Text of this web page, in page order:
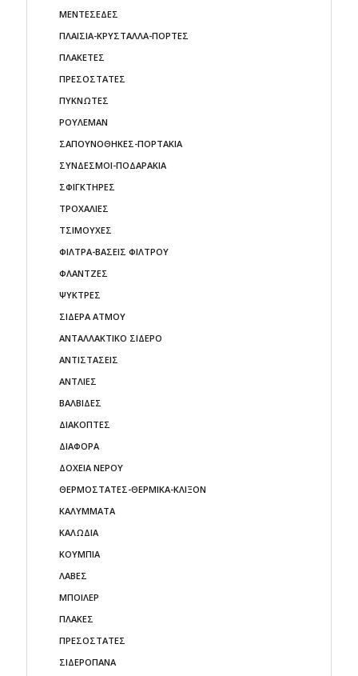
ΜΕΝΤΕΣΕΔΕΣ
ΠΛΑΙΣΙΑ-ΚΡΥΣΤΑΛΛΑ-ΠΟΡΤΕΣ
ΠΛΑΚΕΤΕΣ
ΠΡΕΣΟΣΤΑΤΕΣ
ΠΥΚΝΩΤΕΣ
ΡΟΥΛΕΜΑΝ
ΣΑΠΟΥΝΟΘΗΚΕΣ-ΠΟΡΤΑΚΙΑ
ΣΥΝΔΕΣΜΟΙ-ΠΟΔΑΡΑΚΙΑ
ΣΦΙΓΚΤΗΡΕΣ
ΤΡΟΧΑΛΙΕΣ
ΤΣΙΜΟΥΧΕΣ
ΦΙΛΤΡΑ-ΒΑΣΕΙΣ ΦΙΛΤΡΟΥ
ΦΛΑΝΤΖΕΣ
ΨΥΚΤΡΕΣ
ΣΙΔΕΡΑ ΑΤΜΟΥ
ΑΝΤΑΛΛΑΚΤΙΚΟ ΣΙΔΕΡΟ
ΑΝΤΙΣΤΑΣΕΙΣ
ΑΝΤΛΙΕΣ
ΒΑΛΒΙΔΕΣ
ΔΙΑΚΟΠΤΕΣ
ΔΙΑΦΟΡΑ
ΔΟΧΕΙΑ ΝΕΡΟΥ
ΘΕΡΜΟΣΤΑΤΕΣ-ΘΕΡΜΙΚΑ-ΚΛΙΞΟΝ
ΚΑΛΥΜΜΑΤΑ
ΚΑΛΩΔΙΑ
ΚΟΥΜΠΙΑ
ΛΑΒΕΣ
ΜΠΟΙΛΕΡ
ΠΛΑΚΕΣ
ΠΡΕΣΟΣΤΑΤΕΣ
ΣΙΔΕΡΟΠΑΝΑ